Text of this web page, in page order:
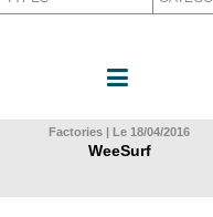
Factories | Le 18/04/2016
WeeSurf